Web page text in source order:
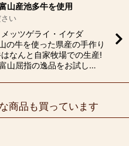
山産池多牛を使用
い
ッツゲライ・イケダ
の牛を使った県産の手作り
なんと自家牧場での生産!
山屈指の逸品をお試し…
商品も買っています